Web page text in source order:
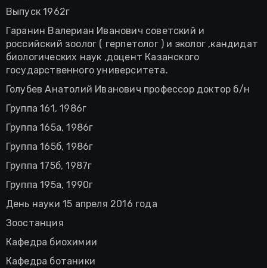
Выпуск 1962г
Гаранин Валериан Иванович советский и
российский зоолог ( герпетолог ) и эколог ,кандидат
биологических наук ,доцент Казанского
государственного университета.
Голубев Анатолий Иванович профессор доктор б/н
Группа 161, 1986г
Группа 165а, 1986г
Группа 165б, 1986г
Группа 175б, 1987г
Группа 195а, 1990г
День науки 15 апреля 2016 года
Зоостанция
Кафедра биохимии
Кафедра ботаники